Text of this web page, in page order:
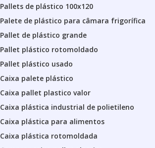
Pallets de plástico 100x120
Palete de plástico para câmara frigorífica
Pallet de plástico grande
Pallet plástico rotomoldado
Pallet plástico usado
Caixa palete plástico
Caixa pallet plastico valor
Caixa plástica industrial de polietileno
Caixa plástica para alimentos
Caixa plástica rotomoldada